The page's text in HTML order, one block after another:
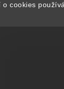
cookies